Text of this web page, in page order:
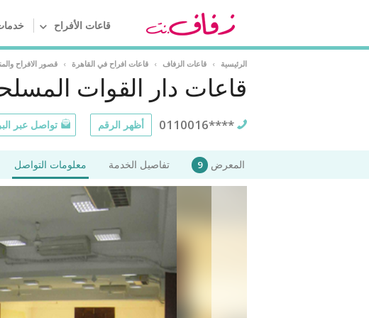
قاعات الأفراح
الرئيسية › قاعات الزفاف › قاعات افراح في القاهرة › قصور الافراح
قاعات دار القوات
0110016**** أظهر الرقم تواصل عبر
المعرض 9 تفاصيل الخدمة معلومات التواصل